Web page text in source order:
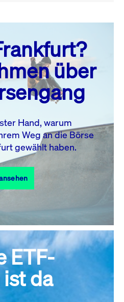
DO. FR. SA. SO.
1
2
6 7 8
13 14
20 21 22
23
27 28
Events
über
Hand, warum
Weg an die Börse
gewählt haben.
ETF-
da